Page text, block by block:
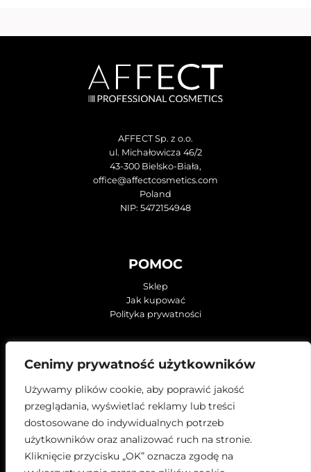
Cenimy prywatność użytkowników
Używamy plików cookie, aby poprawić jakość
przeglądania, wyświetlać reklamy lub treści
dostosowane do indywidualnych potrzeb
użytkowników oraz analizować ruch na stronie.
Kliknięcie przycisku „OK” oznacza zgodę na
AFFECT Sp. z o.o.
ul. Michałowicza 46/2
43-300 Bielsko-Biała,
office@affectcosmetics.com
Poland
NIP: 5472154948
POMOC
Sklep
Jak kupować
Polityka prywatności
O firmie
ZNAJDŹ NAS NA: